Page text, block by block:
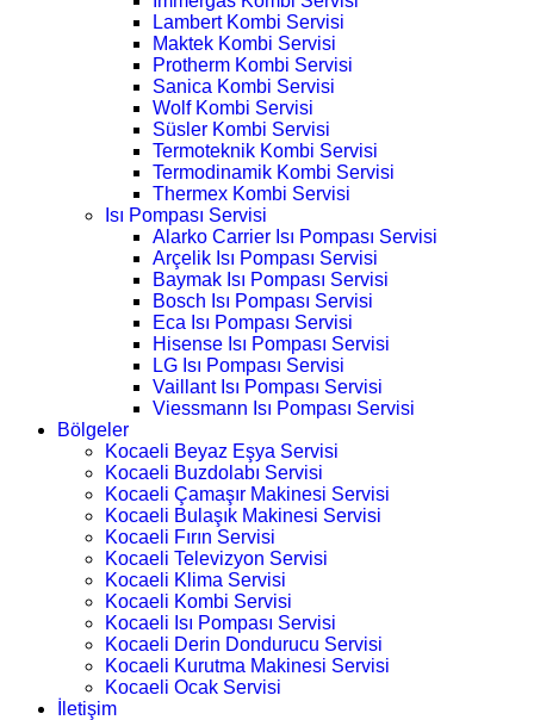
Lambert Kombi Servisi
Maktek Kombi Servisi
Protherm Kombi Servisi
Sanica Kombi Servisi
Wolf Kombi Servisi
Süsler Kombi Servisi
Termoteknik Kombi Servisi
Termodinamik Kombi Servisi
Thermex Kombi Servisi
Isı Pompası Servisi
Alarko Carrier Isı Pompası Servisi
Arçelik Isı Pompası Servisi
Baymak Isı Pompası Servisi
Bosch Isı Pompası Servisi
Eca Isı Pompası Servisi
Hisense Isı Pompası Servisi
LG Isı Pompası Servisi
Vaillant Isı Pompası Servisi
Viessmann Isı Pompası Servisi
Bölgeler
Kocaeli Beyaz Eşya Servisi
Kocaeli Buzdolabı Servisi
Kocaeli Çamaşır Makinesi Servisi
Kocaeli Bulaşık Makinesi Servisi
Kocaeli Fırın Servisi
Kocaeli Televizyon Servisi
Kocaeli Klima Servisi
Kocaeli Kombi Servisi
Kocaeli Isı Pompası Servisi
Kocaeli Derin Dondurucu Servisi
Kocaeli Kurutma Makinesi Servisi
Kocaeli Ocak Servisi
İletişim